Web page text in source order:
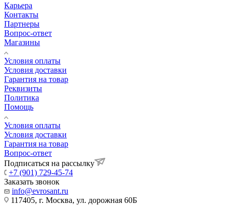
Карьера
Контакты
Партнеры
Вопрос-ответ
Магазины
Условия оплаты
Условия доставки
Гарантия на товар
Реквизиты
Политика
Помощь
Условия оплаты
Условия доставки
Гарантия на товар
Вопрос-ответ
Подписаться на рассылку
+7 (901) 729-45-74
Заказать звонок
info@evrosant.ru
117405, г. Москва, ул. дорожная 60Б